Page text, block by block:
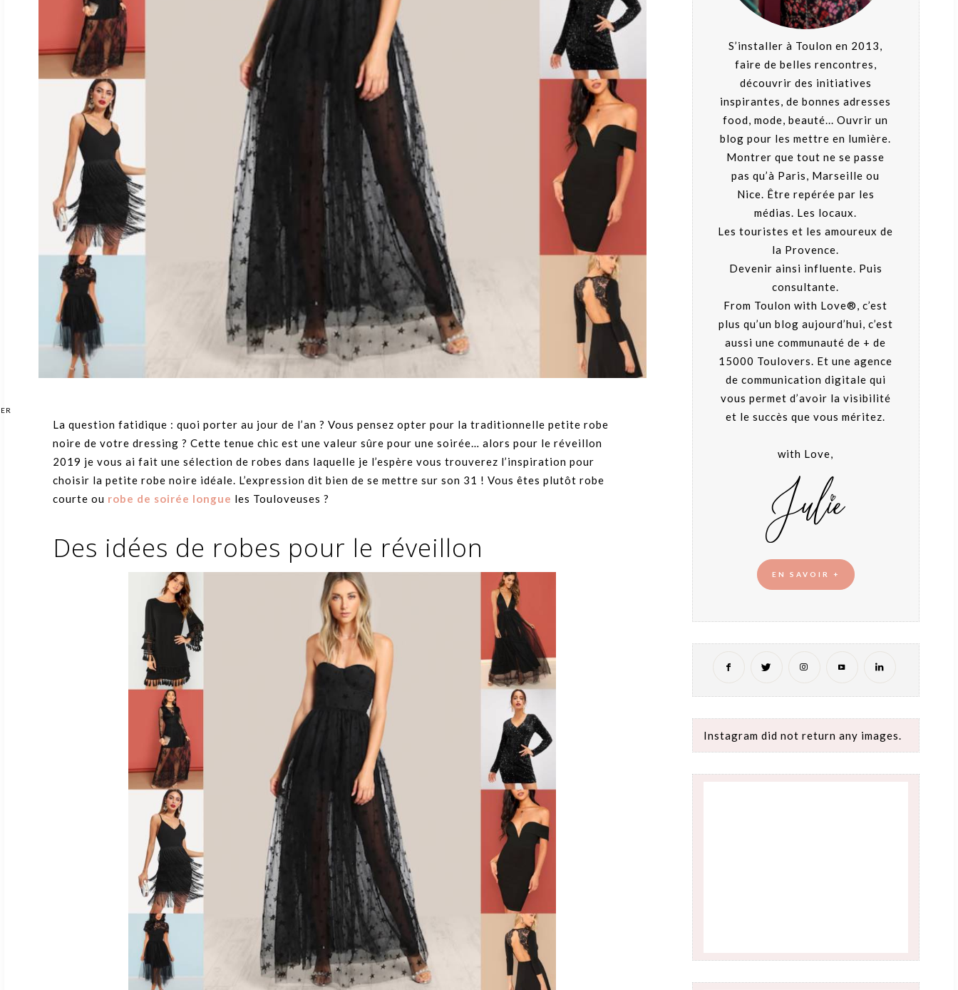
La question fatidique : quoi porter au jour de l’an ? Vous pensez opter pour la traditionnelle petite robe
noire de votre dressing ? Cette tenue chic est une valeur sûre pour une soirée… alors pour le réveillon
2019 je vous ai fait une sélection de robes dans laquelle je l’espère vous trouverez l’inspiration pour
choisir la petite robe noire idéale. L’expression dit bien de se mettre sur son 31 ! Vous êtes plutôt robe
courte ou robe de soirée longue les Touloveuses ?
Des idées de robes pour le réveillon
S’installer à Toulon en 2013,
faire de belles rencontres,
découvrir des initiatives
inspirantes, de bonnes adresses
food, mode, beauté... Ouvrir un
blog pour les mettre en lumière.
Montrer que tout ne se passe
pas qu’à Paris, Marseille ou
Nice. Être repérée par les
médias. Les locaux.
Les touristes et les amoureux de
la Provence.
Devenir ainsi influente. Puis
consultante.
From Toulon with Love®, c’est
plus qu’un blog aujourd’hui, c’est
aussi une communauté de + de
15000 Toulovers. Et une agence
de communication digitale qui
vous permet d’avoir la visibilité
et le succès que vous méritez.
with Love,
EN SAVOIR +
Instagram did not return any images.